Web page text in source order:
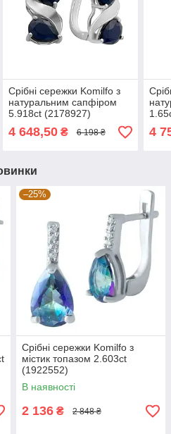
Срібні сережки Komilfo з
натуральним сапфіром
5.918ct (2178927)
4 648,50₴ 6 198 ₴ 4
–25%
Срібні сережки Komilfo з
містик топазом 2.603ct
(1922552)
В наявності
2 136 ₴ 2 848 ₴